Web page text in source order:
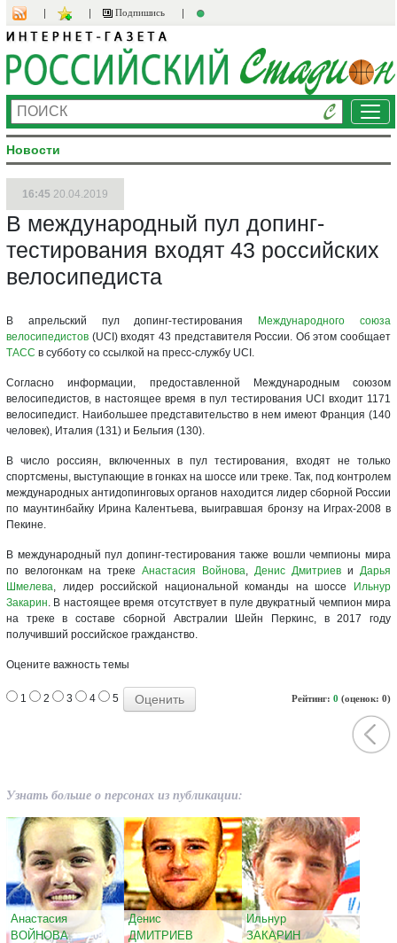
Подпишись
Новости
16:45 20.04.2019
В международный пул допинг-
тестирования входят 43 российских
велосипедиста
В апрельский пул допинг-тестирования
Международного союза
велосипедистов (UCI) входят 43 представителя России. Об этом сообщает
ТАСС в субботу со ссылкой на пресс-службу UCI.
Согласно информации, предоставленной Международным союзом
велосипедистов, в настоящее время в пул тестирования UCI входит 1171
велосипедист. Наибольшее представительство в нем имеют Франция (140
человек), Италия (131) и Бельгия (130).
В число россиян, включенных в пул тестирования, входят не только
спортсмены, выступающие в гонках на шоссе или треке. Так, под контролем
международных антидопинговых органов находится лидер сборной России
по маунтинбайку Ирина Калентьева, выигравшая бронзу на Играх-2008 в
Пекине.
В международный пул допинг-тестирования также вошли чемпионы мира
по велогонкам на треке Анастасия Войнова, Денис Дмитриев и Дарья
Шмелева, лидер российской национальной команды на шоссе
Ильнур
Закарин. В настоящее время отсутствует в пуле двукратный чемпион мира
на треке в составе сборной Австралии Шейн Перкинс, в 2017 году
получивший российское гражданство.
Оцените важность темы
Рейтинг: 0 (оценок: 0)
1 2 3 4 5
Узнать больше о персонах из публикации:
Анастасия
ВОЙНОВА
Денис
ДМИТРИЕВ
Ильнур
ЗАКАРИН